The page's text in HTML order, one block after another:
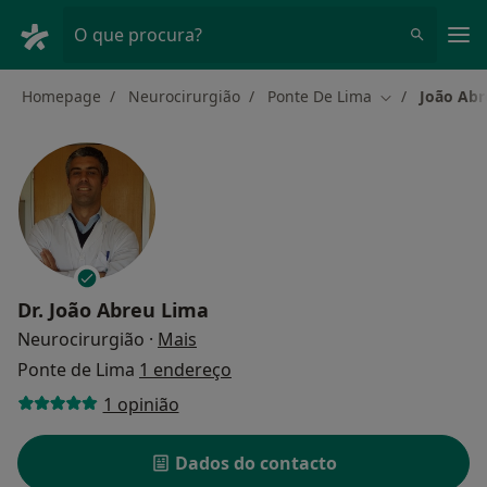
O que procura?
Homepage Neurocirurgião Ponte De Lima Mudar de
João
Dr. João Abreu Lima
Neurocirurgião · Mais
Ponte de Lima 1 endereço
1 opinião
Dados do contacto